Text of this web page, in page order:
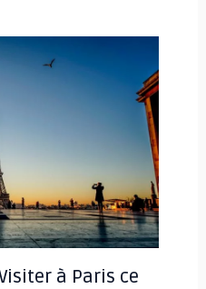
à Paris ce